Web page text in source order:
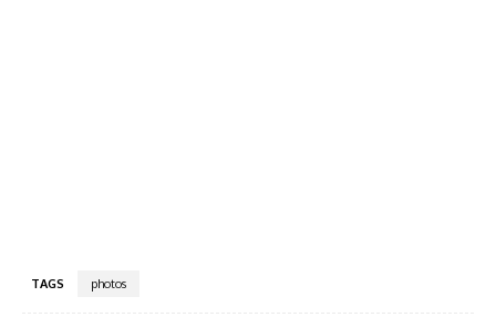
TAGS photos